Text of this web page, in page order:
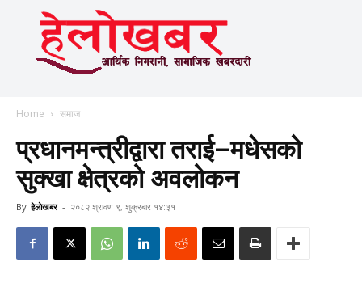
Home समाज
प्रधानमन्त्रीद्वारा तराई–मधेसको
सुक्खा क्षेत्रको अवलोकन
By हेलाेखबर - २०८२ श्रावण ९, शुक्रबार १४:३१